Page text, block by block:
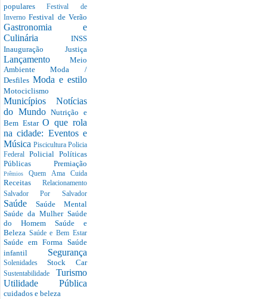
popularesFestival de
InvernoFestival de Verão
Gastronomia e
Culinária INSS
Inauguração Justiça
Lançamento Meio
AmbienteModa /
Desfiles Moda e estilo
Motociclismo
Municípios Notícias
do MundoNutrição e
Bem EstarO que rola
na cidade: Eventos e
Música Piscicultura Policia
Federal Policial Políticas
Públicas Premiação
PrêmiosQuem Ama Cuida
Receitas Relacionamento
Salvador Por Salvador
Saúde Saúde Mental
Saúde da Mulher Saúde
do Homem Saúde e
Beleza Saúde e Bem Estar
Saúde em Forma Saúde
infantil Segurança
SolenidadesStock Car
Sustentabilidade Turismo
Utilidade Pública
cuidados e beleza